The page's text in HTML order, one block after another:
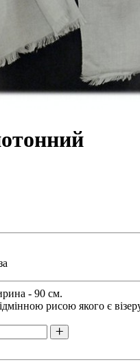
- 90 см.
рисою якого є